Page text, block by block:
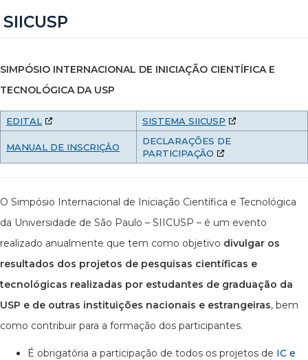
SIICUSP
SIMPÓSIO INTERNACIONAL DE INICIAÇÃO CIENTÍFICA E
TECNOLÓGICA DA USP
EDITAL SISTEMA SIICUSP
MANUAL DE INSCRIÇÂO
DECLARAÇÕES DE
PARTICIPAÇÃO
O Simpósio Internacional de Iniciação Científica e Tecnológica
da Universidade de São Paulo – SIICUSP – é um evento
realizado anualmente que tem como objetivo divulgar os
resultados dos projetos de pesquisas científicas e
tecnológicas realizadas por estudantes de graduação da
USP e de outras instituições nacionais e estrangeiras, bem
como contribuir para a formação dos participantes.
É obrigatória a participação de todos os projetos de IC e